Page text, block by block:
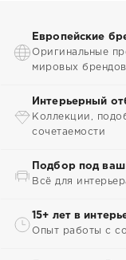
Европейские
Оригинальные
мировых брендов
Интерьерный
Коллекции,
сочетаемости
Подбор под ваш
Всё для
15+ лет в
Опыт работы с